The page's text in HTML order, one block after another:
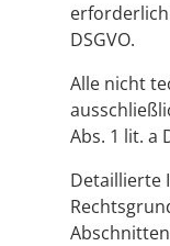
erforderlich
DSGVO.
Alle nicht
Abs. 1 lit. a
Detaillierte